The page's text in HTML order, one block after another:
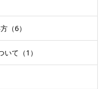
（6）
て（1）